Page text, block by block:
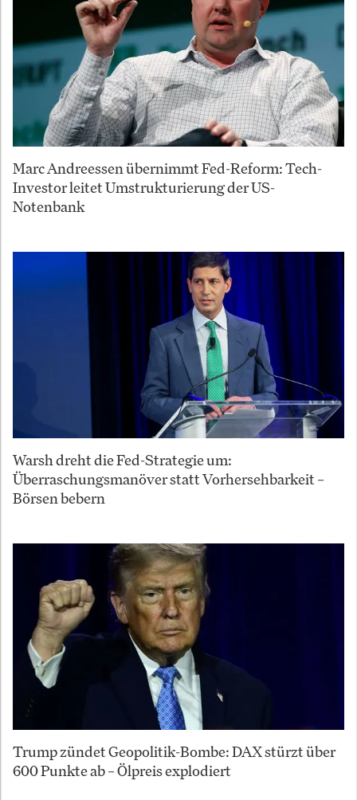
Marc Andreessen übernimmt Fed-Reform: Tech-
Investor leitet Umstrukturierung der US-
Notenbank
Warsh dreht die Fed-Strategie um:
Überraschungsmanöver statt Vorhersehbarkeit –
Börsen bebern
Trump zündet Geopolitik-Bombe: DAX stürzt über
600 Punkte ab – Ölpreis explodiert